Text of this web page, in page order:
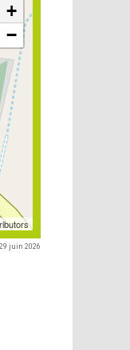
+
−
juin 2026